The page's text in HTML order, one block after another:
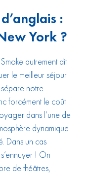
:
York ?
autrement dit
le meilleur séjour
notre
forcément le coût
dans l’une de
dynamique
Dans un cas
! On
de théâtres,